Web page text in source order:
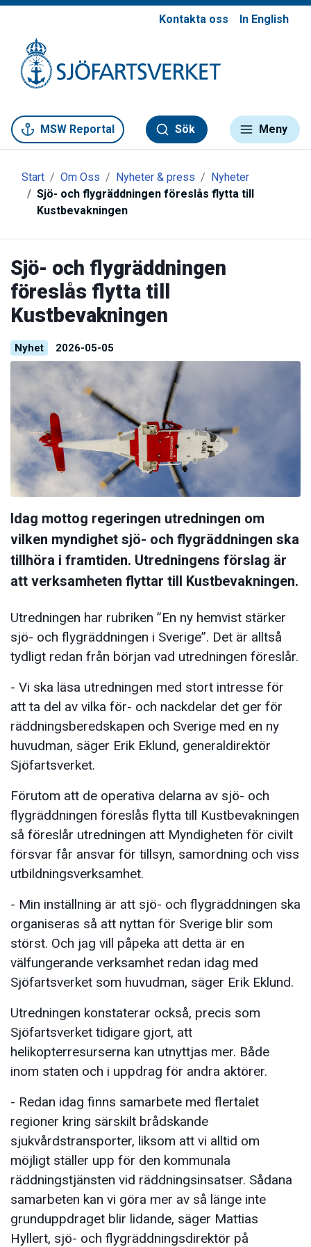
Kontakta oss In English
MSW Reportal Sök Meny
Start Om Oss Nyheter & press
Nyheter
Sjö- och flygräddningen föreslås flytta till
Kustbevakningen
Sjö- och flygräddningen
föreslås flytta till
Kustbevakningen
Nyhet 2026-05-05
Idag mottog regeringen utredningen om
vilken myndighet sjö- och flygräddningen ska
tillhöra i framtiden. Utredningens förslag är
att verksamheten flyttar till Kustbevakningen.
Utredningen har rubriken ”En ny hemvist stärker
sjö- och flygräddningen i Sverige”. Det är alltså
tydligt redan från början vad utredningen föreslår.
- Vi ska läsa utredningen med stort intresse för
att ta del av vilka för- och nackdelar det ger för
räddningsberedskapen och Sverige med en ny
huvudman, säger Erik Eklund, generaldirektör
Sjöfartsverket.
Förutom att de operativa delarna av sjö- och
flygräddningen föreslås flytta till Kustbevakningen
så föreslår utredningen att Myndigheten för civilt
försvar får ansvar för tillsyn, samordning och viss
utbildningsverksamhet.
- Min inställning är att sjö- och flygräddningen ska
organiseras så att nyttan för Sverige blir som
störst. Och jag vill påpeka att detta är en
välfungerande verksamhet redan idag med
Sjöfartsverket som huvudman, säger Erik Eklund.
Utredningen konstaterar också, precis som
Sjöfartsverket tidigare gjort, att
helikopterresurserna kan utnyttjas mer. Både
inom staten och i uppdrag för andra aktörer.
- Redan idag finns samarbete med flertalet
regioner kring särskilt brådskande
sjukvårdstransporter, liksom att vi alltid om
möjligt ställer upp för den kommunala
räddningstjänsten vid räddningsinsatser. Sådana
samarbeten kan vi göra mer av så länge inte
grunduppdraget blir lidande, säger Mattias
Hyllert, sjö- och flygräddningsdirektör på